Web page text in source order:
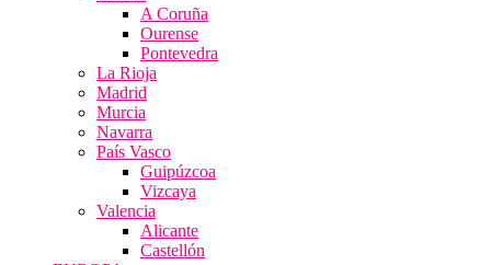
A Coruña
Ourense
Pontevedra
La Rioja
Madrid
Murcia
Navarra
País Vasco
Guipúzcoa
Vizcaya
Valencia
Alicante
Castellón